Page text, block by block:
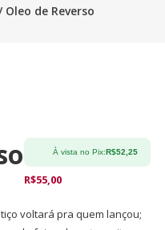
Oleo de Reverso
À vista no Pix:R$52,25
R$55,00
voltará pra quem lançou;